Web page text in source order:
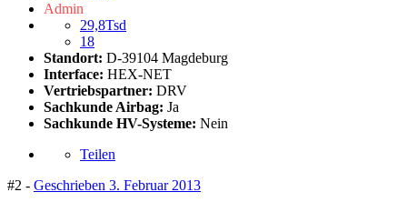
Admin
29,8Tsd
18
Standort: D-39104 Magdeburg
Interface: HEX-NET
Vertriebspartner: DRV
Sachkunde Airbag: Ja
Sachkunde HV-Systeme: Nein
Teilen
#2 - Geschrieben 3. Februar 2013